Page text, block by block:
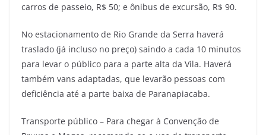
carros de passeio, R$ 50; e ônibus de excursão, R$ 90.
No estacionamento de Rio Grande da Serra haverá
traslado (já incluso no preço) saindo a cada 10 minutos
para levar o público para a parte alta da Vila. Haverá
também vans adaptadas, que levarão pessoas com
deficiência até a parte baixa de Paranapiacaba.
Transporte público – Para chegar à Convenção de